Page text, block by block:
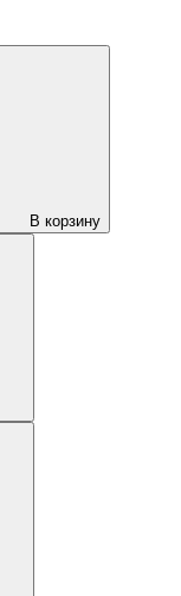
В корзину